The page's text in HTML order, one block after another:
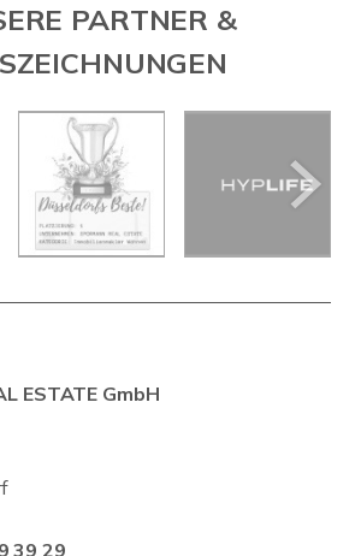
PARTNER &
ESTATE GmbH
39 29